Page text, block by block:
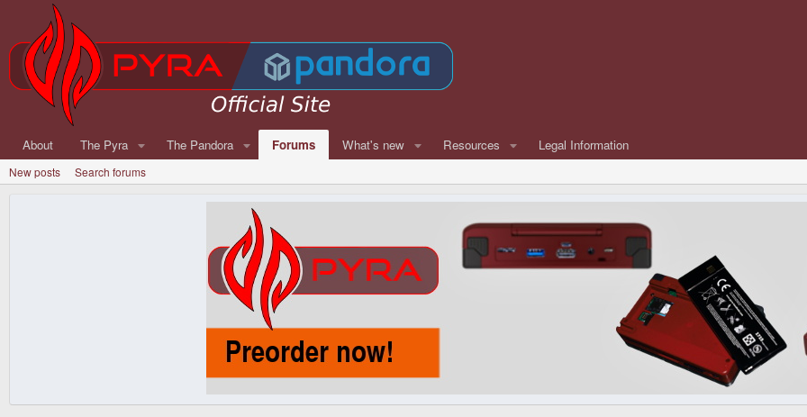
About The Pyra The Pandora Forums What's new Resources Legal Information
New posts Search forums